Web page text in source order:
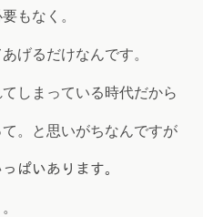
もなく。
げるだけなんです。
しまっている時代だから
。と思いがちなんですが
ぱいあります。